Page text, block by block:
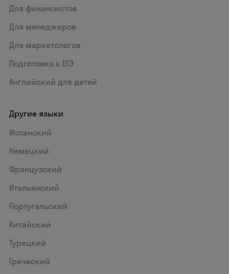
Для финансистов
Для менеджеров
Для маркетологов
Подготовка к ЕГЭ
Английский для детей
Другие языки
Испанский
Немецкий
Французский
Итальянский
Португальский
Китайский
Турецкий
Греческий